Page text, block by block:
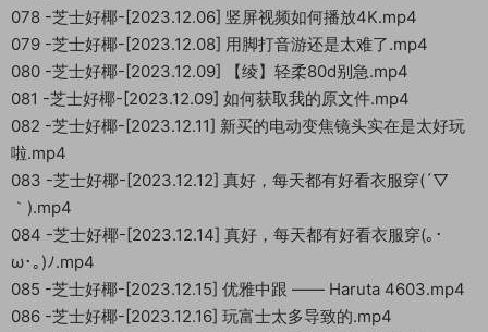
078 -芝士好椰-[2023.12.06] 竖屏视频如何播放4K.mp4
079 -芝士好椰-[2023.12.08] 用脚打音游还是太难了.mp4
080 -芝士好椰-[2023.12.09] 【绫】轻柔80d别急.mp4
081 -芝士好椰-[2023.12.09] 如何获取我的原文件.mp4
082 -芝士好椰-[2023.12.11] 新买的电动变焦镜头实在是太好玩
啦.mp4
083 -芝士好椰-[2023.12.12] 真好，每天都有好看衣服穿(´▽
｀).mp4
084 -芝士好椰-[2023.12.14] 真好，每天都有好看衣服穿(｡･
ω･｡)ﾉ.mp4
085 -芝士好椰-[2023.12.15] 优雅中跟 —— Haruta 4603.mp4
086 -芝士好椰-[2023.12.16] 玩富士太多导致的.mp4